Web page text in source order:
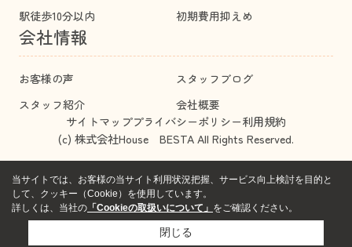
駅徒歩10分以内
初期費用抑えめ
会社情報
お客様の声
スタッフブログ
スタッフ紹介
会社概要
サイトマッププライバシーポリシー利用規約
(c) 株式会社House BESTA All Rights Reserved.
当サイトでは、お客様の当サイト利用状況把握、サービス向上検討を目的と
して、クッキー（Cookie）を使用しています。
詳しくは、当社の 「Cookieの取扱いについて」 をご確認ください。
閉じる